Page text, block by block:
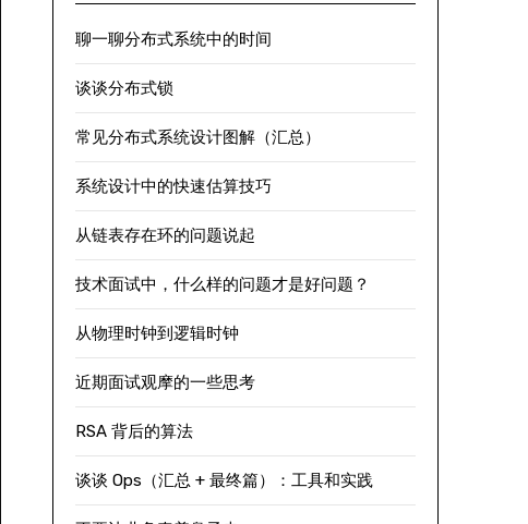
聊一聊分布式系统中的时间
谈谈分布式锁
常见分布式系统设计图解（汇总）
系统设计中的快速估算技巧
从链表存在环的问题说起
技术面试中，什么样的问题才是好问题？
从物理时钟到逻辑时钟
近期面试观摩的一些思考
RSA 背后的算法
谈谈 Ops（汇总 + 最终篇）：工具和实践